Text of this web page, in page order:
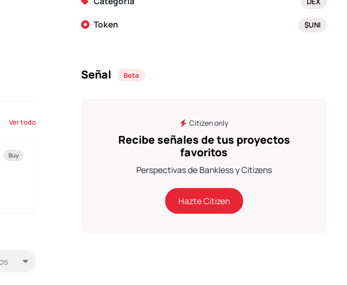
Ver todo
Buy
Token $UNI
Señal Beta
Citizen only
Recibe señales de tus proyectos
favoritos
Perspectivas de Bankless y Citizens
Hazte Citizen